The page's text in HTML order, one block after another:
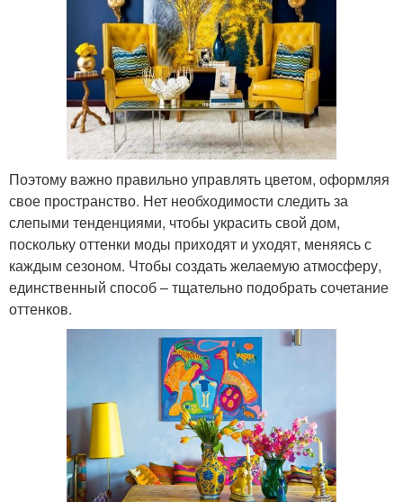
Поэтому важно правильно управлять цветом, оформляя
свое пространство. Нет необходимости следить за
слепыми тенденциями, чтобы украсить свой дом,
поскольку оттенки моды приходят и уходят, меняясь с
каждым сезоном. Чтобы создать желаемую атмосферу,
единственный способ – тщательно подобрать сочетание
оттенков.